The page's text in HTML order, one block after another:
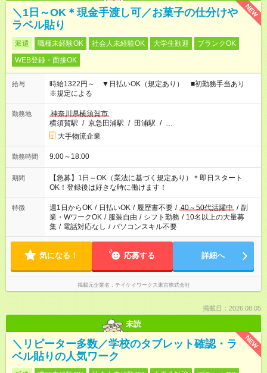
NEW
＼1日～OK＊現金手渡し可／お菓子の仕分けや
ラベル貼り
派遣 職種未経験OK 社会人未経験OK 大学生歓迎
ブランクOK
WEB登録・面接OK
給与
時給1322円～ ▼日払いOK（規定あり） ■初勤務手当あり
※規定による
勤務地
神奈川県横須賀市
横須賀駅 / 京急田浦駅 / 田浦駅 / …
大手物流企業
勤務時間 9:00～18:00
期間
【急募】1日～OK（業法に基づく規定あり）＊即日スタート
OK！登録後は好きな時に働けます！
特徴 週1日からOK / 日払いOK / 履歴書不要 / 40～50代活躍中 / 副
業・WワークOK / 服装自由 / シフト勤務 / 10名以上の大量募
集 / 電話対応なし / パソコンスキル不要
気になる！ 応募する 詳細へ
掲載元企業名 テイケイワークス東京株式会社
掲載日：2026.08.05
未読
NEW
＼リピーター多数／学校のタブレット確認・ラ
ベル貼りの人気ワーク